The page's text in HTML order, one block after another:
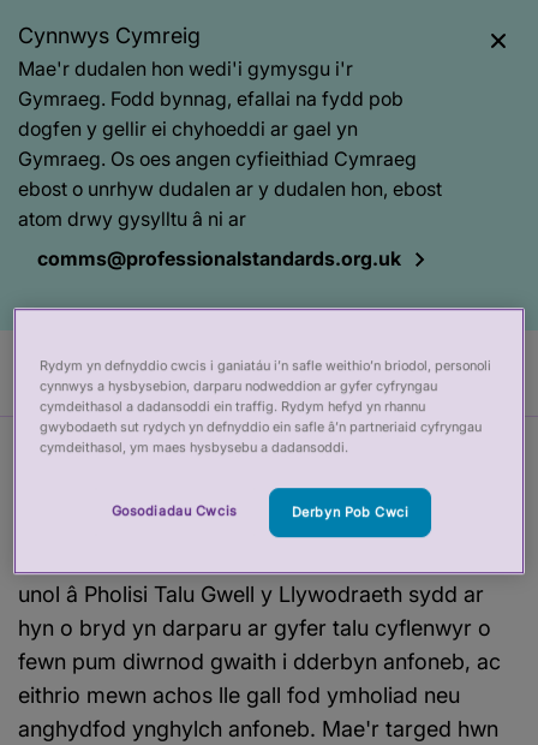
Cynnwys Cymreig
Mae'r dudalen hon wedi'i gymysgu i'r
Gymraeg. Fodd bynnag, efallai na fydd pob
dogfen y gellir ei chyhoeddi ar gael yn
Gymraeg. Os oes angen cyfieithiad Cymraeg
ebost o unrhyw dudalen ar y dudalen hon, ebost
atom drwy gysylltu â ni ar
comms@professionalstandards.org.uk
Cy
Ystadegau talu
unol â Pholisi Talu Gwell y Llywodraeth sydd ar
hyn o bryd yn darparu ar gyfer talu cyflenwyr o
fewn pum diwrnod gwaith i dderbyn anfoneb, ac
eithrio mewn achos lle gall fod ymholiad neu
anghydfod ynghylch anfoneb. Mae'r targed hwn
Rydym yn defnyddio cwcis i ganiatáu i’n safle weithio’n briodol, personoli
cynnwys a hysbysebion, darparu nodweddion ar gyfer cyfryngau
cymdeithasol a dadansoddi ein traffig. Rydym hefyd yn rhannu
gwybodaeth sut rydych yn defnyddio ein safle â’n partneriaid cyfryngau
cymdeithasol, ym maes hysbysebu a dadansoddi.
Gosodiadau Cwcis Derbyn Pob Cwci